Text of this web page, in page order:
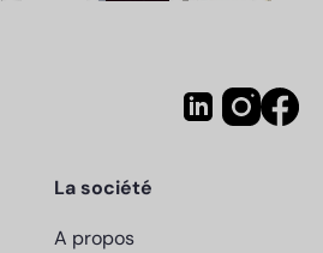
La société
A propos